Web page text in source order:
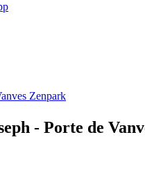
Zenpark
- Porte de